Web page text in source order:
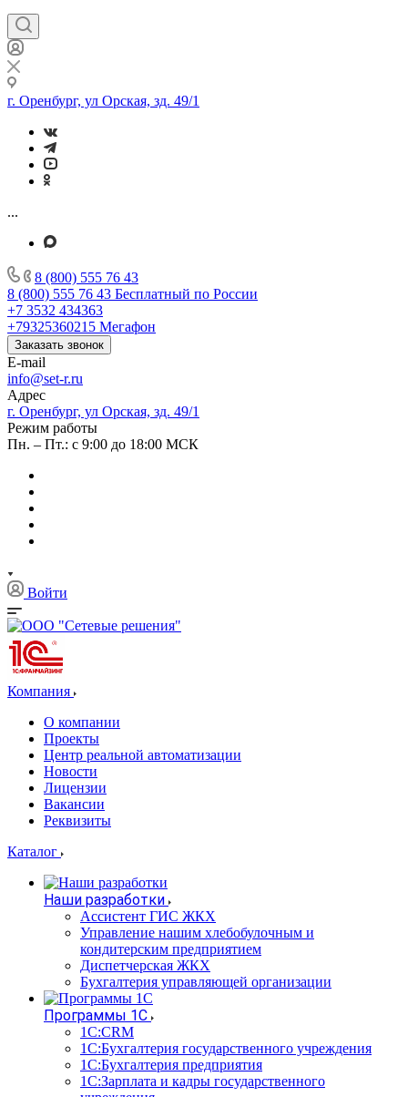
г. Оренбург, ул Орская, зд. 49/1
...
8 (800) 555 76 43
8 (800) 555 76 43 Бесплатный по России
+7 3532 434363
+79325360215 Мегафон
Заказать звонок
E-mail
info@set-r.ru
Адрес
г. Оренбург, ул Орская, зд. 49/1
Режим работы
Пн. – Пт.: с 9:00 до 18:00 МСК
Войти
Компания
О компании
Проекты
Центр реальной автоматизации
Новости
Лицензии
Вакансии
Реквизиты
Каталог
Наши разработки
Ассистент ГИС ЖКХ
Управление нашим хлебобулочным и
кондитерским предприятием
Диспетчерская ЖКХ
Бухгалтерия управляющей организации
Программы 1С
1С:CRM
1С:Бухгалтерия государственного учреждения
1С:Бухгалтерия предприятия
1С:Зарплата и кадры государственного